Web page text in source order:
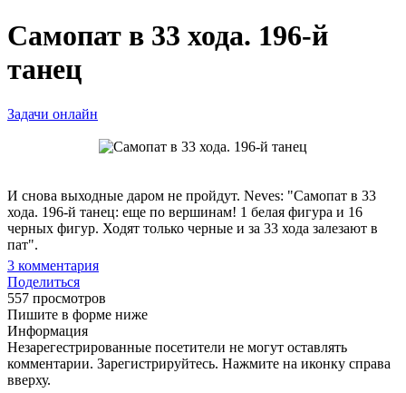
Самопат в 33 хода. 196-й
танец
Задачи онлайн
И снова выходные даром не пройдут. Neves: "Самопат в 33
хода. 196-й танец: еще по вершинам! 1 белая фигура и 16
черных фигур. Ходят только черные и за 33 хода залезают в
пат".
3 комментария
Поделиться
557 просмотров
Пишите в форме ниже
Информация
Незарегестрированные посетители не могут оставлять
комментарии. Зарегистрируйтесь. Нажмите на иконку справа
вверху.